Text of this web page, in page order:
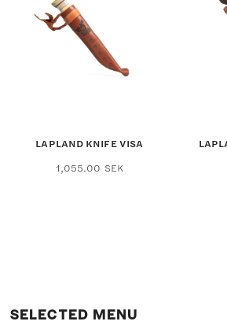
LAPLAND KNIFE VISA
1,055.00 SEK
SELECTED MENU